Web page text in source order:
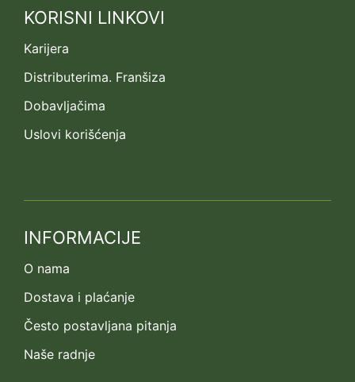
KORISNI LINKOVI
Karijera
Distributerima. Franšiza
Dobavljačima
Uslovi korišćenja
INFORMACIJE
O nama
Dostava i plaćanje
Često postavljana pitanja
Naše radnje